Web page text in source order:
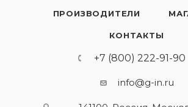
ПРОИЗВОДИТЕЛИ
КОНТАКТЫ
+7 (800) 222-91-90
info@g-in.ru